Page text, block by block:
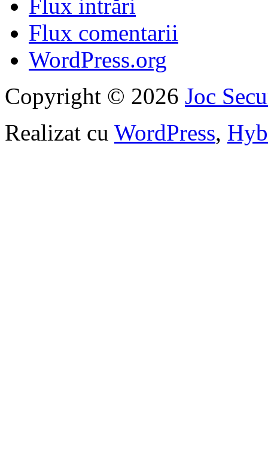
Flux intrări
Flux comentarii
WordPress.org
Copyright © 2026 Joc
Realizat cu WordPress,